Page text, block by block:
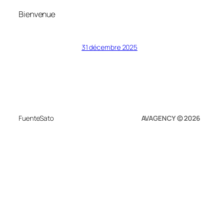
Bienvenue
31 décembre 2025
FuenteSato AVAGENCY © 2026